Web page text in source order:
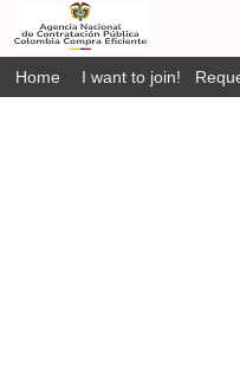
Home I want to join!